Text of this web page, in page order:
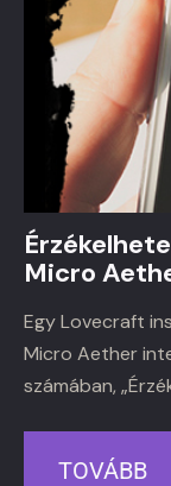
Micro
Egy Lovecraft
Micro Aether
számában,
TOVÁBB